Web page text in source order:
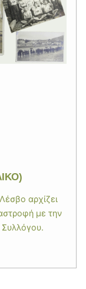
αρχίζει
με την
Συλλόγου.